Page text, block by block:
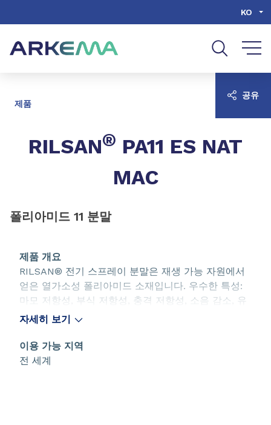
KO
제품
RILSAN® PA11 ES NAT
MAC
폴리아미드 11 분말
제품 개요
RILSAN® 전기 스프레이 분말은 재생 가능 자원에서
얻은 열가소성 폴리아미드 소재입니다. 우수한 특성:
마모 저항성, 부식 저항성, 충격 저항성, 소음 감소, 유
연성, 낮은 마찰 계수.
자세히 보기
이용 가능 지역
전 세계
공유